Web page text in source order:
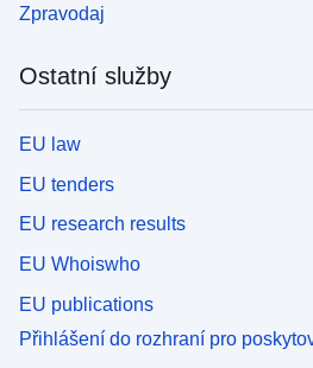
Zpravodaj
Ostatní služby
EU law
EU tenders
EU research results
EU Whoiswho
EU publications
Přihlášení do rozhraní pro